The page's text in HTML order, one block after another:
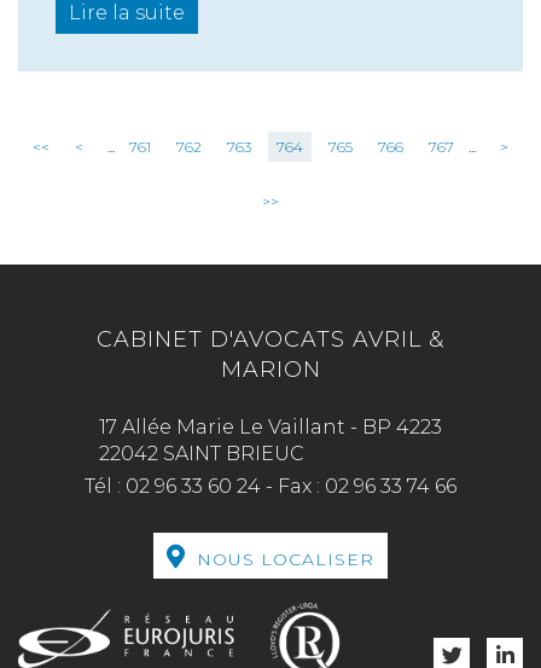
Lire la suite
<< < ... 761 762 763 764 765 766 767 ... >
>>
CABINET D'AVOCATS AVRIL &
MARION
17 Allée Marie Le Vaillant - BP 4223
22042 SAINT BRIEUC
Tél : 02 96 33 60 24 - Fax : 02 96 33 74 66
NOUS LOCALISER